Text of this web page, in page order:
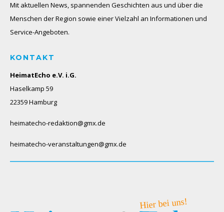
Mit aktuellen News, spannenden Geschichten aus und über die
Menschen der Region sowie einer Vielzahl an Informationen und
Service-Angeboten.
KONTAKT
HeimatEcho e.V. i.G.
Haselkamp 59
22359 Hamburg
heimatecho-redaktion@gmx.de
heimatecho-veranstaltungen@gmx.de